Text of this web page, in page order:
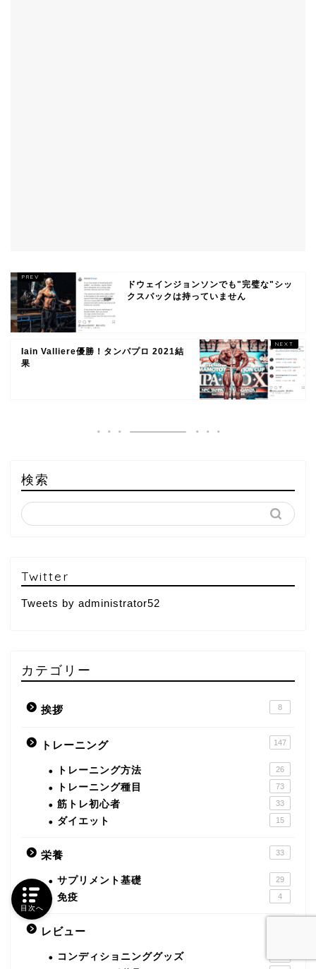
ドウェインジョンソンでも"完璧な"シッ
クスパックは持っていません
Iain Valliere優勝！タンパプロ 2021結
果
検索
Twitter
Tweets by administrator52
カテゴリー
挨拶 8
トレーニング 147
トレーニング方法 26
トレーニング種目 73
筋トレ初心者 33
ダイエット 15
栄養 33
サプリメント基礎 29
免疫 4
レビュー
コンディショニンググッズ
目次へ